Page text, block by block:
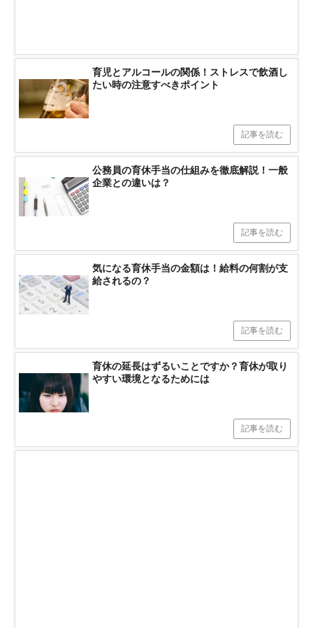
育児とアルコールの関係！ストレスで飲酒し
たい時の注意すべきポイント
記事を読む
公務員の育休手当の仕組みを徹底解説！一般
企業との違いは？
記事を読む
気になる育休手当の金額は！給料の何割が支
給されるの？
記事を読む
育休の延長はずるいことですか？育休が取り
やすい環境となるためには
記事を読む